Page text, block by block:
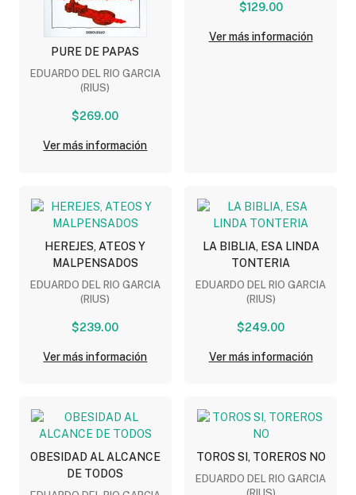
PURE DE PAPAS
EDUARDO DEL RIO GARCIA
(RIUS)
$269.00
Ver más información
$129.00
Ver más información
HEREJES, ATEOS Y
MALPENSADOS
EDUARDO DEL RIO GARCIA
(RIUS)
$239.00
Ver más información
LA BIBLIA, ESA LINDA
TONTERIA
EDUARDO DEL RIO GARCIA
(RIUS)
$249.00
Ver más información
OBESIDAD AL ALCANCE
DE TODOS
TOROS SI, TOREROS NO
EDUARDO DEL RIO GARCIA